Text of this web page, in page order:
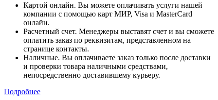
Картой онлайн. Вы можете оплачивать услуги нашей
компании с помощью карт МИР, Visa и MasterCard
онлайн.
Расчетный счет. Менеджеры выставят счет и вы сможете
оплатить заказ по реквизитам, представленном на
странице контакты.
Наличные. Вы оплачиваете заказ только после доставки
и проверки товара наличными средствами,
непосредственно доставившему курьеру.
Подробнее